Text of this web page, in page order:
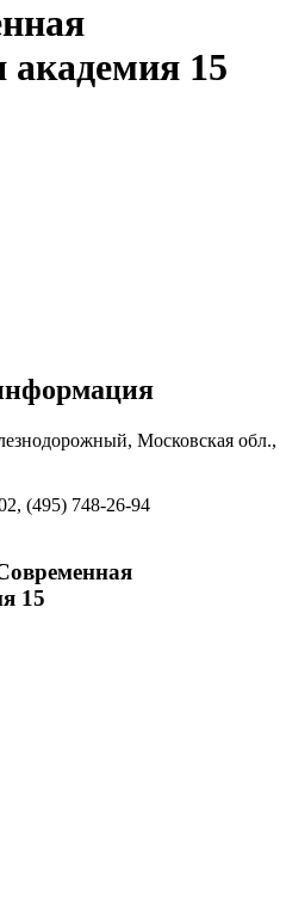
академия 15
Московская обл.,
(495) 748-26-94
15